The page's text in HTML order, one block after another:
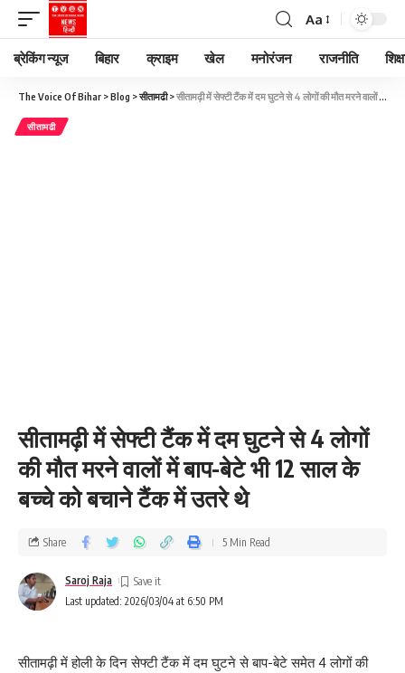
Aa
ब्रेकिंग न्यूज बिहार क्राइम खेल मनोरंजन राजनीति
The Voice Of Bihar >Blog >सीतामढी>सीतामढ़ी में सेफ्टी टैंक में दम घुटने से 4 लोगों की मौत मरने वालों में बाप-बेटे भी 12 साल के बच्चे को बचाने टैंक में उतरे थे
सीतामढी
सीतामढ़ी में सेफ्टी टैंक में दम घुटने से 4 लोगों
की मौत मरने वालों में बाप-बेटे भी 12 साल के
बच्चे को बचाने टैंक में उतरे थे
Last updated: 2026/03/04 at 6:50 PM
Saroj Raja
Share 5 Min Read
सीतामढ़ी में होली के दिन सेफ्टी टैंक में दम घुटने से बाप-बेटे समेत 4 लोगों की